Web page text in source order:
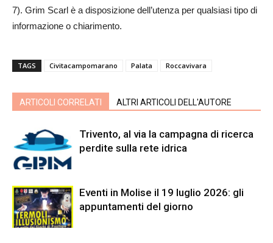
7). Grim Scarl è a disposizione dell’utenza per qualsiasi tipo di
informazione o chiarimento.
TAGS Civitacampomarano Palata Roccavivara
ARTICOLI CORRELATI ALTRI ARTICOLI DELL'AUTORE
Trivento, al via la campagna di ricerca
perdite sulla rete idrica
Eventi in Molise il 19 luglio 2026: gli
appuntamenti del giorno